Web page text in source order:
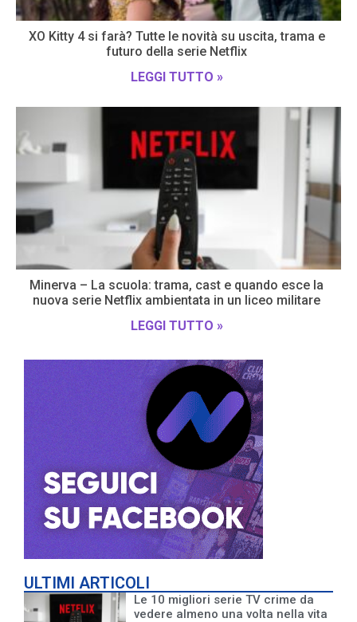
XO Kitty 4 si farà? Tutte le novità su uscita, trama e
futuro della serie Netflix
LEGGI TUTTO »
Minerva – La scuola: trama, cast e quando esce la
nuova serie Netflix ambientata in un liceo militare
LEGGI TUTTO »
ULTIMI ARTICOLI
Le 10 migliori serie TV crime da
vedere almeno una volta nella vita